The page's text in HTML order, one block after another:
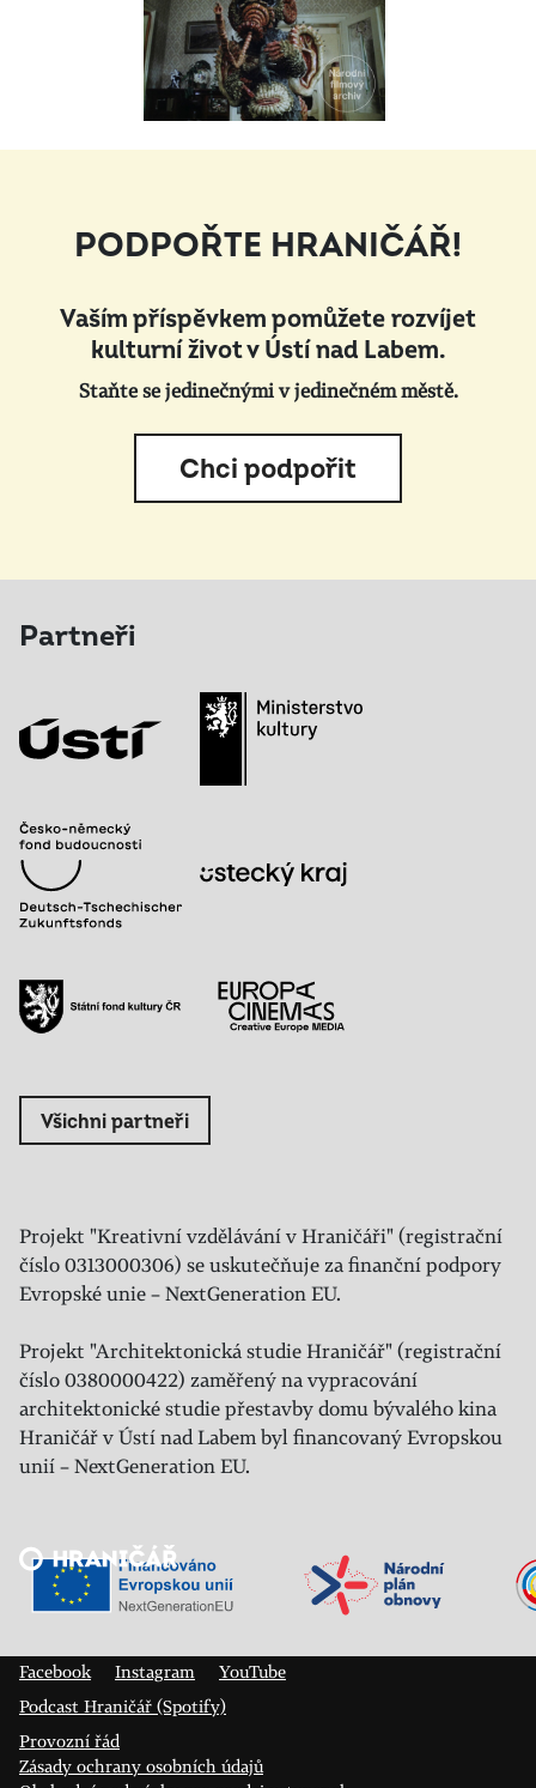
PODPOŘTE HRANIČÁŘ!
Vaším příspěvkem pomůžete rozvíjet
kulturní život v Ústí nad Labem.
Staňte se jedinečnými v jedinečném městě.
Chci podpořit
Partneři
Všichni partneři
Projekt "Kreativní vzdělávání v Hraničáři" (registrační
číslo 0313000306) se uskutečňuje za finanční podpory
Evropské unie – NextGeneration EU.
Projekt "Architektonická studie Hraničář" (registrační
číslo 0380000422) zaměřený na vypracování
architektonické studie přestavby domu bývalého kina
Hraničář v Ústí nad Labem byl financovaný Evropskou
unií – NextGeneration EU.
Veřejný sál Hraničář, spolek
Facebook
Instagram
YouTube
Podcast Hraničář (Spotify)
Provozní řád
Zásady ochrany osobních údajů